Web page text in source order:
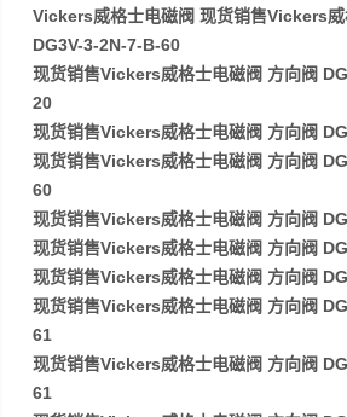
Vickers威格士电磁阀 现货销售Vickers威
DG3V-3-2N-7-B-60
现货销售Vickers威格士电磁阀 方向阀
20
现货销售Vickers威格士电磁阀 方向阀
现货销售Vickers威格士电磁阀 方向阀
60
现货销售Vickers威格士电磁阀 方向阀
现货销售Vickers威格士电磁阀 方向阀
现货销售Vickers威格士电磁阀 方向阀
现货销售Vickers威格士电磁阀 方向阀
61
现货销售Vickers威格士电磁阀 方向阀
61